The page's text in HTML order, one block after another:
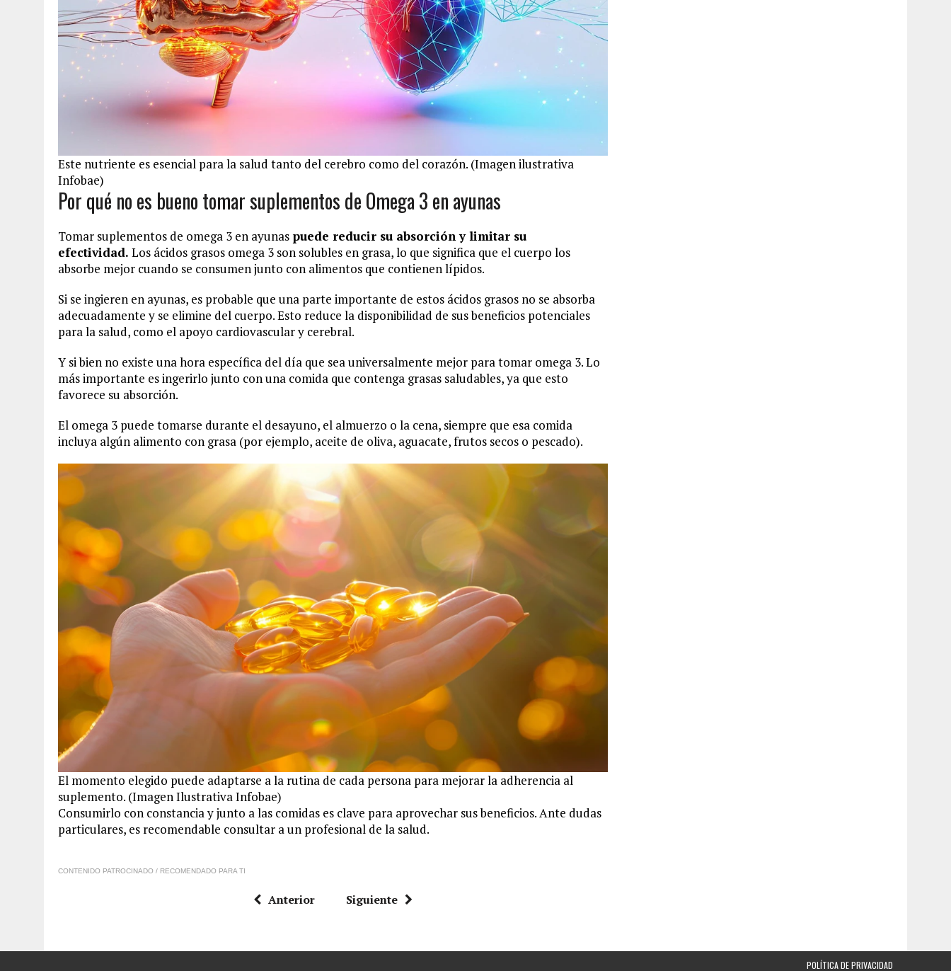
Este nutriente es esencial para la salud tanto del cerebro como del corazón. (Imagen ilustrativa
Infobae)
Por qué no es bueno tomar suplementos de Omega 3 en ayunas
Tomar suplementos de omega 3 en ayunas puede reducir su absorción y limitar su
efectividad. Los ácidos grasos omega 3 son solubles en grasa, lo que significa que el cuerpo los
absorbe mejor cuando se consumen junto con alimentos que contienen lípidos.
Si se ingieren en ayunas, es probable que una parte importante de estos ácidos grasos no se absorba
adecuadamente y se elimine del cuerpo. Esto reduce la disponibilidad de sus beneficios potenciales
para la salud, como el apoyo cardiovascular y cerebral.
Y si bien no existe una hora específica del día que sea universalmente mejor para tomar omega 3. Lo
más importante es ingerirlo junto con una comida que contenga grasas saludables, ya que esto
favorece su absorción.
El omega 3 puede tomarse durante el desayuno, el almuerzo o la cena, siempre que esa comida
incluya algún alimento con grasa (por ejemplo, aceite de oliva, aguacate, frutos secos o pescado).
El momento elegido puede adaptarse a la rutina de cada persona para mejorar la adherencia al
suplemento. (Imagen Ilustrativa Infobae)
Consumirlo con constancia y junto a las comidas es clave para aprovechar sus beneficios. Ante dudas
particulares, es recomendable consultar a un profesional de la salud.
CONTENIDO PATROCINADO / RECOMENDADO PARA TI
Anterior Siguiente
POLÍTICA DE PRIVACIDAD